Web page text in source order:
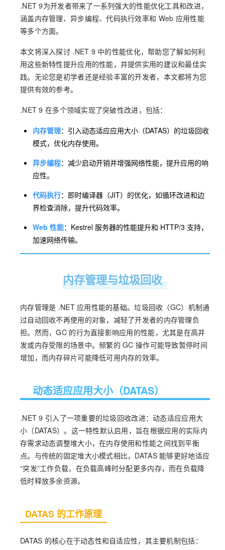
.NET 9为开发者带来了一系列强大的性能优化工具和改进，
涵盖内存管理、异步编程、代码执行效率和 Web 应用性能
等多个方面。
本文将深入探讨 .NET 9 中的性能优化，帮助您了解如何利
用这些新特性提升应用的性能，并提供实用的建议和最佳实
践。无论您是初学者还是经验丰富的开发者，本文都将为您
提供有效的参考。
.NET 9 在多个领域实现了突破性改进，包括：
内存管理：引入动态适应应用大小（DATAS）的垃圾回收
模式，优化内存使用。
异步编程：减少启动开销并增强网络性能，提升应用的响
应性。
代码执行：即时编译器（JIT）的优化，如循环改进和边
界检查消除，提升代码效率。
Web 性能：Kestrel 服务器的性能提升和 HTTP/3 支持，
加速网络传输。
内存管理与垃圾回收
内存管理是 .NET 应用性能的基础。垃圾回收（GC）机制通
过自动回收不再使用的对象，减轻了开发者的内存管理负
担。然而，GC 的行为直接影响应用的性能，尤其是在高并
发或内存受限的场景中。频繁的 GC 操作可能导致暂停时间
增加，而内存碎片可能降低可用内存的效率。
动态适应应用大小（DATAS）
.NET 9 引入了一项重要的垃圾回收改进：动态适应应用大
小（DATAS）。这一特性默认启用，旨在根据应用的实际内
存需求动态调整堆大小，在内存使用和性能之间找到平衡
点。与传统的固定堆大小模式相比，DATAS 能够更好地适应
“突发”工作负载，在负载高峰时分配更多内存，而在负载降
低时释放多余资源。
DATAS 的工作原理
DATAS 的核心在于动态性和自适应性，其主要机制包括：